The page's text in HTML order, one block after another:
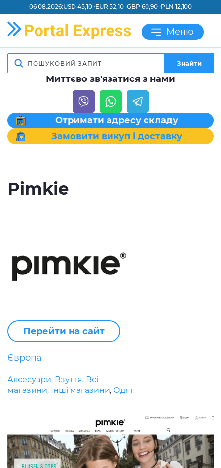
06.08.2026:USD 45,10 ·EUR 52,10 ·GBP 60,90 ·PLN 12,100
Меню
Знайти
Миттєво зв'язатися з нами
Отримати адресу складу
Замовити викуп і доставку
Рimkie
Перейти на сайт
Європа
Аксесуари, Взуття, Всі
магазини, Інші магазини, Одяг